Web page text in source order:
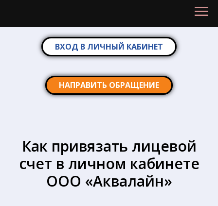
ВХОД В ЛИЧНЫЙ КАБИНЕТ
НАПРАВИТЬ ОБРАЩЕНИЕ
Как привязать лицевой
счет в личном кабинете
ООО «Аквалайн»